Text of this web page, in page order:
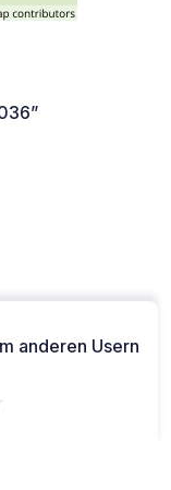
anderen Usern